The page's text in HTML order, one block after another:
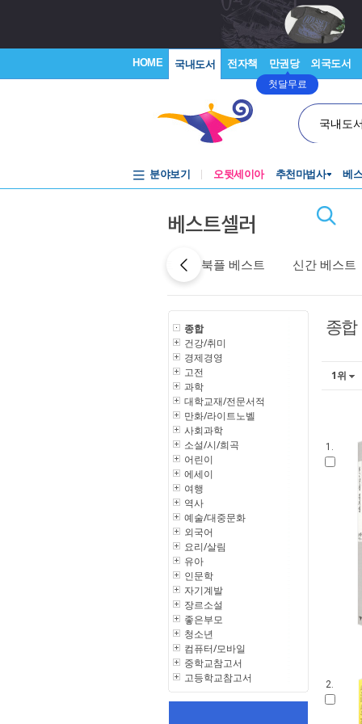
HOME 국내도서 전자책 만권당
첫달무료
외국도서
국내도
분야보기 오뒷세이아 추천마법사 베
베스트셀러
북플 베스트 신간 베스트
종합
건강/취미
경제경영
고전
과학
대학교재/전문서적
만화/라이트노벨
사회과학
소설/시/희곡
어린이
에세이
여행
역사
예술/대중문화
외국어
요리/살림
유아
인문학
자기계발
장르소설
좋은부모
청소년
컴퓨터/모바일
중학교참고서
고등학교참고서
종합
1위
1.
2.